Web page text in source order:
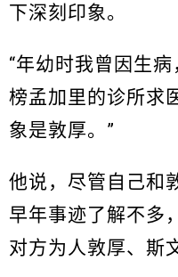
下深刻印象。
“年幼时我曾因生
榜孟加里的诊所求
象是敦厚。”
他说，尽管自己和
早年事迹了解不多
对方为人敦厚、斯